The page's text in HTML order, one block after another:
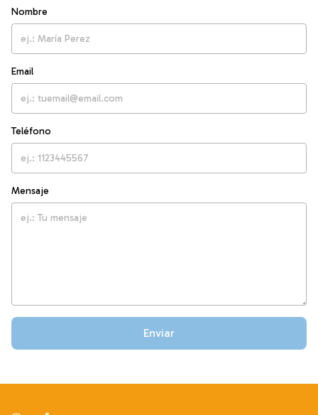
Nombre
Email
Teléfono
Mensaje
Enviar